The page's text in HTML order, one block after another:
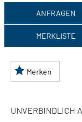
ANFRAGEN
MERKLISTE
Merken
UNVERBINDLICH